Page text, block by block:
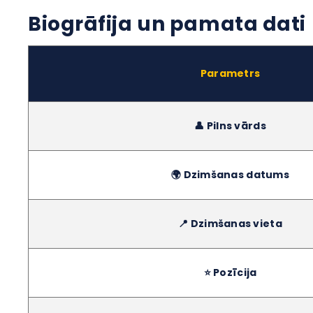
Biogrāfija un pamata dati
Parametrs
👤 Pilns vārds
🌍 Dzimšanas datums
📍 Dzimšanas vieta
⭐ Pozīcija